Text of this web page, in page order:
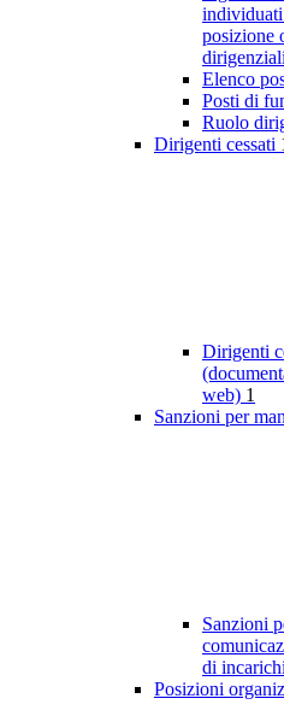
posizione
Elenco
Posti di
Ruolo
Dirigenti cessati
Dirigenti
web) 1
Sanzioni per
Sanzioni
di
Posizioni